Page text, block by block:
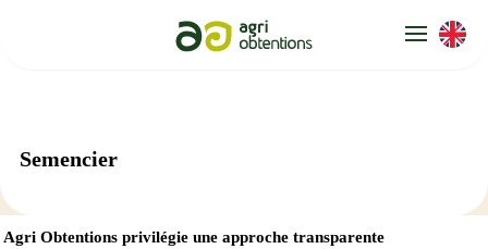
Semencier
Agri Obtentions privilégie une approche transparente